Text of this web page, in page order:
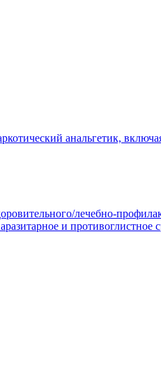
анальгетик,
лечебно-
и противоглистное